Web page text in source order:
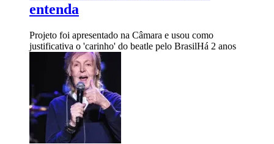
entenda
Projeto foi apresentado na Câmara e usou como
justificativa o 'carinho' do beatle pelo BrasilHá 2 anos